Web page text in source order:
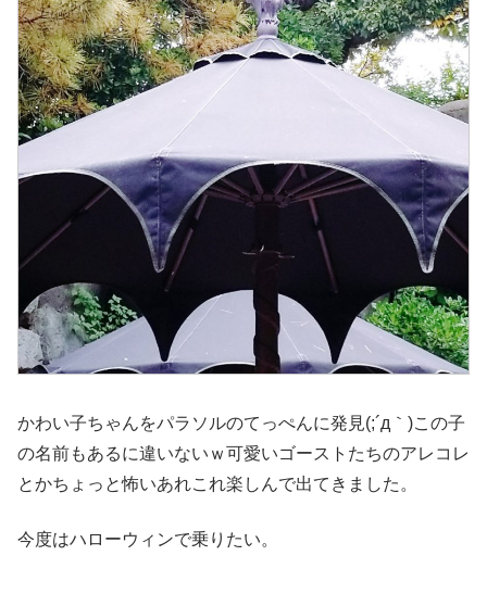
かわい子ちゃんをパラソルのてっぺんに発見(;´д｀)この子
の名前もあるに違いないｗ可愛いゴーストたちのアレコレ
とかちょっと怖いあれこれ楽しんで出てきました。
今度はハローウィンで乗りたい。